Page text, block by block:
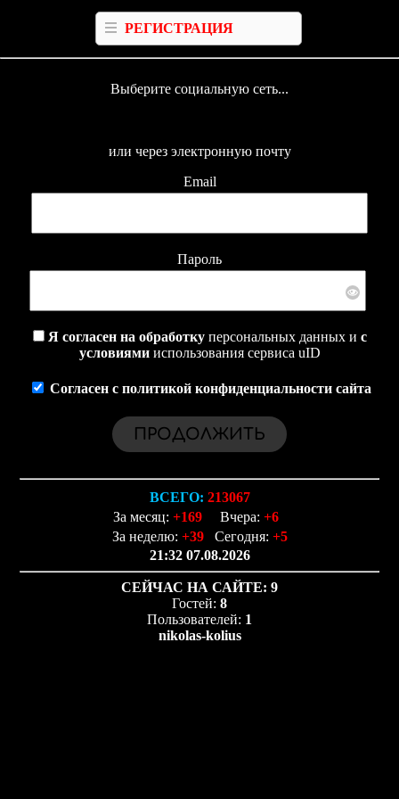
РЕГИСТРАЦИЯ
Выберите социальную сеть...
или через электронную почту
Email
Пароль
Я согласен на обработкуперсональных данных и с
условиямииспользования сервиса uID
Согласен с политикой конфиденциальности сайта
ВСЕГО: 213067
За месяц: +169 Вчера: +6
За неделю: +39 Сегодня: +5
21:32 07.08.2026
СЕЙЧАС НА САЙТЕ: 9
Гостей: 8
Пользователей: 1
nikolas-kolius